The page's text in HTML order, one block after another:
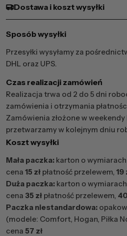
Dostawa i koszt wysyłki
Sposób wysyłki
Przesyłki wysyłamy za
DHL oraz UPS.
Czas realizacji zamówień
Realizacja trwa od 2 do 5 dni
zamówienia i otrzymania
Zamówienia złożone w weekendy
przetwarzamy w kolejnym dniu
Koszt wysyłki
Mała paczka: karton o
cena 15 zł płatność przelewem, 19
Duża paczka: karton o
cena 35 zł płatność przelewem,
Paczka niestandardowa:
(modele: Comfort, Hogan, Piłka
cena 57 zł